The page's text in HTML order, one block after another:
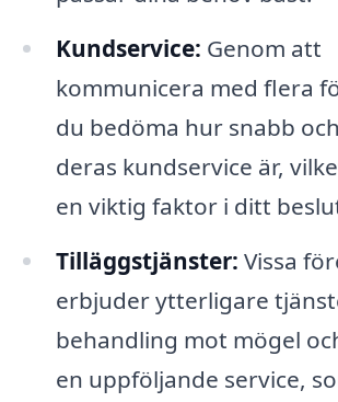
Kundservice: Genom att
kommunicera med flera
du bedöma hur snabb
deras kundservice är,
en viktig faktor i ditt
Tilläggstjänster: Vissa
erbjuder ytterligare
behandling mot mögel
en uppföljande service,